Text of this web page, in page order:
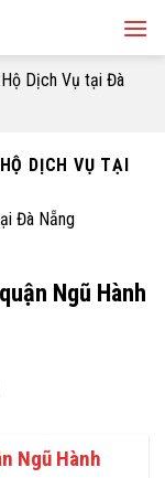
Hộ Dịch Vụ tại Đà
DỊCH VỤ TẠI
Đà Nẵng
Ngũ Hành
Ngũ Hành